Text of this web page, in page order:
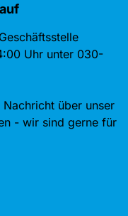
Uhr unter 030-
über unser
- wir sind gerne für